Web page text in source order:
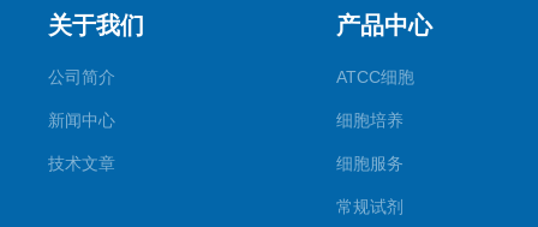
关于我们
公司简介
新闻中心
技术文章
产品中心
ATCC细胞
细胞培养
细胞服务
常规试剂